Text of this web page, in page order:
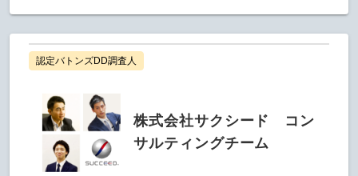
認定バトンズDD調査人
株式会社サクシード コン
サルティングチーム